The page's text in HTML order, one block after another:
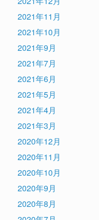
2021年11月
2021年10月
2021年9月
2021年7月
2021年6月
2021年5月
2021年4月
2021年3月
2020年12月
2020年11月
2020年10月
2020年9月
2020年8月